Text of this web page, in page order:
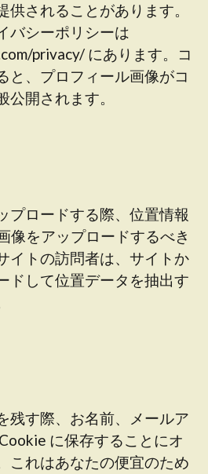
供されることがあります。
バシーポリシーは
privacy/ にあります。コ
と、プロフィール画像がコ
公開されます。
プロードする際、位置情報
像をアップロードするべき
イトの訪問者は、サイトか
ドして位置データを抽出す
残す際、お名前、メールア
に保存することにオ
これはあなたの便宜のため